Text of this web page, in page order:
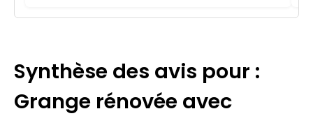
Synthèse des avis pour :
Grange rénovée avec